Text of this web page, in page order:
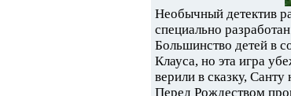
Необычный детектив
специально
Большинство детей в
Клауса, но эта игра
верили в сказку,
Перед Рождеством